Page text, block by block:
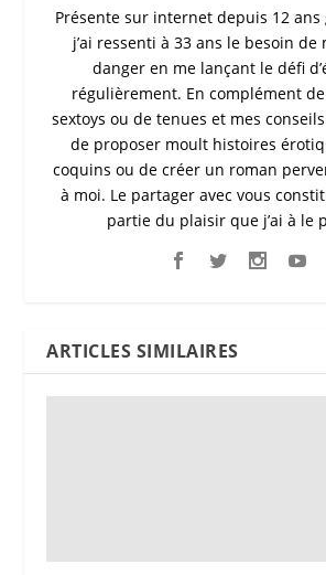
Présente sur internet depuis 12 ans
j’ai ressenti à 33 ans le besoin de
danger en me lançant le défi
régulièrement. En complément
sextoys ou de tenues et mes conseils
de proposer moult histoires
coquins ou de créer un roman
à moi. Le partager avec vous
partie du plaisir que j’ai à le
ARTICLES SIMILAIRES